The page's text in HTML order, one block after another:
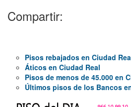
Compartir:
Pisos rebajados en Ciudad
Áticos en Ciudad Real
Pisos de menos de 45.000 en
Últimos pisos de los Bancos